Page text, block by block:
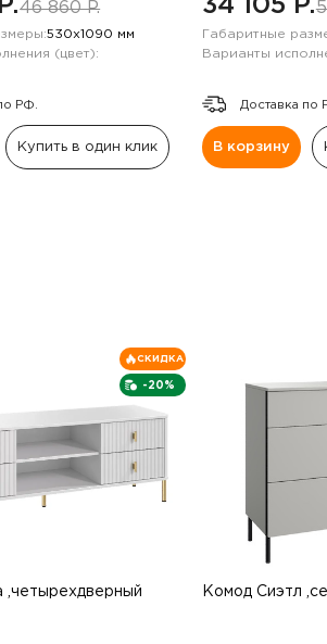
46 860 P.
530х1090 мм
(цвет):
РФ.
Купить в один клик
34 105 P.
Габаритные
Варианты
Доставка по
В корзину
-20%
СКИДКА
,четырехдверный
Комод Сиэтл